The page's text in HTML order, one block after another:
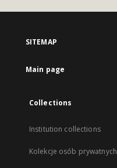
SITEMAP
Main page
Collections
Institution collections
Kolekcje osób prywatnych